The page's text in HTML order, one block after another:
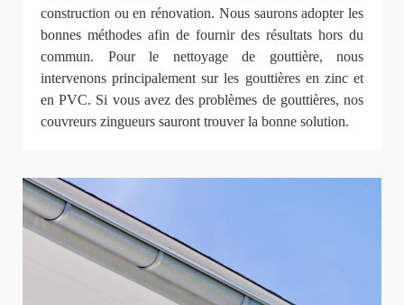
construction ou en rénovation. Nous saurons adopter les
bonnes méthodes afin de fournir des résultats hors du
commun. Pour le nettoyage de gouttière, nous
intervenons principalement sur les gouttières en zinc et
en PVC. Si vous avez des problèmes de gouttières, nos
couvreurs zingueurs sauront trouver la bonne solution.